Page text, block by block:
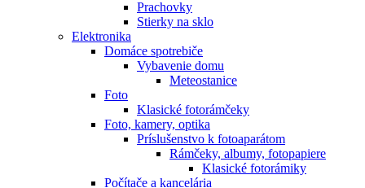
Prachovky
Stierky na sklo
Elektronika
Domáce spotrebiče
Vybavenie domu
Meteostanice
Foto
Klasické fotorámčeky
Foto, kamery, optika
Príslušenstvo k fotoaparátom
Rámčeky, albumy, fotopapiere
Klasické fotorámiky
Počítače a kancelária